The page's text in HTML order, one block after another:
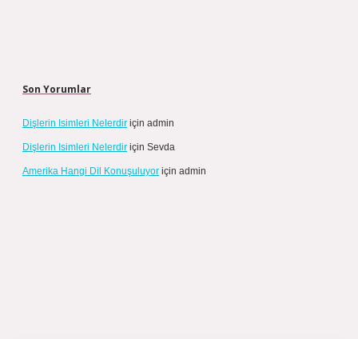
Son Yorumlar
Dişlerin Isimleri Nelerdir için admin
Dişlerin Isimleri Nelerdir için Sevda
Amerika Hangi Dil Konuşuluyor için admin